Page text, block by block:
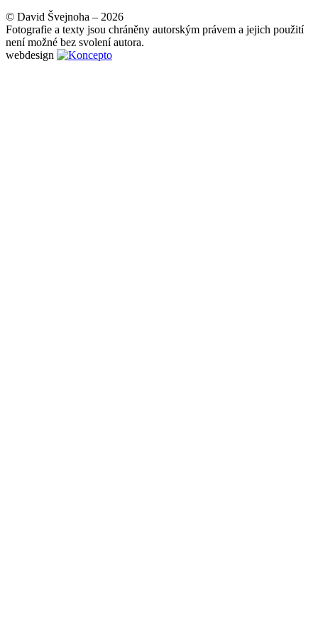
© David Švejnoha – 2026
Fotografie a texty jsou chráněny autorským právem a jejich použití
není možné bez svolení autora.
webdesign